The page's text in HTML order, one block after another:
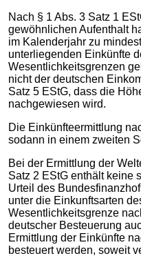
Nach § 1 Abs. 3 Satz 1
gewöhnlichen Aufenthalt
im Kalenderjahr zu
unterliegenden Einkünfte
Wesentlichkeitsgrenzen
nicht der deutschen
Satz 5 EStG, dass die
nachgewiesen wird.
Die Einkünfteermittlung
sodann in einem zweiten
Bei der Ermittlung der
Satz 2 EStG enthält keine
Urteil des
unter die Einkunftsarten
Wesentlichkeitsgrenze
deutscher Besteuerung
Ermittlung der Einkünfte
besteuert werden, soweit